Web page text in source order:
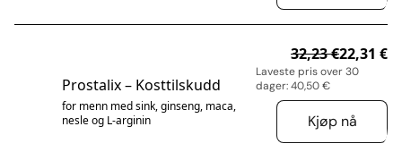
Prostalix – Kosttilskudd
for menn med sink, ginseng, maca,
nesle og L-arginin
32,23 €22,31 €
Laveste pris over 30
dager: 40,50 €
Kjøp nå